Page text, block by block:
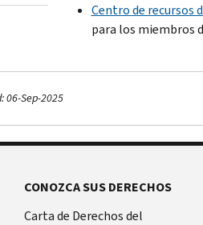
Centro de recursos
para los miembros
06-Sep-2025
CONOZCA SUS DERECHOS
Carta de Derechos del